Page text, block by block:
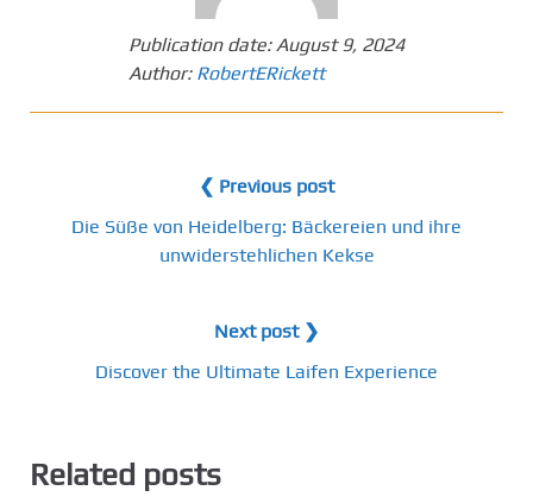
Publication date: August 9, 2024
Author: RobertERickett
❮ Previous post
Die Süße von Heidelberg: Bäckereien und ihre
unwiderstehlichen Kekse
Next post ❯
Discover the Ultimate Laifen Experience
Related posts